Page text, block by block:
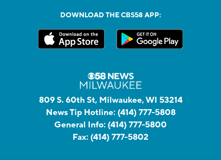
DOWNLOAD THE CBS58 APP:
809 S. 60th St, Milwaukee, WI 53214
News Tip Hotline: (414) 777-5808
General Info: (414) 777-5800
Fax: (414) 777-5802